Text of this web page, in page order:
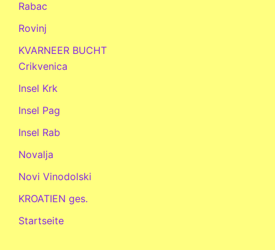
Rabac
Rovinj
KVARNEER BUCHT
Crikvenica
Insel Krk
Insel Pag
Insel Rab
Novalja
Novi Vinodolski
KROATIEN ges.
Startseite